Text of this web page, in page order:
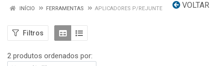
VOLTAR
INÍCIO FERRAMENTAS APLICADORES P/REJUNTE
Filtros
2 produtos ordenados por: